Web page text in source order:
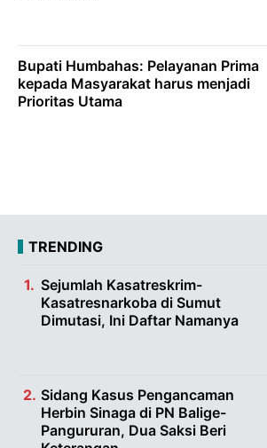
Bupati Humbahas: Pelayanan Prima
kepada Masyarakat harus menjadi
Prioritas Utama
TRENDING
Sejumlah Kasatreskrim-
Kasatresnarkoba di Sumut
Dimutasi, Ini Daftar Namanya
Sidang Kasus Pengancaman
Herbin Sinaga di PN Balige-
Pangururan, Dua Saksi Beri